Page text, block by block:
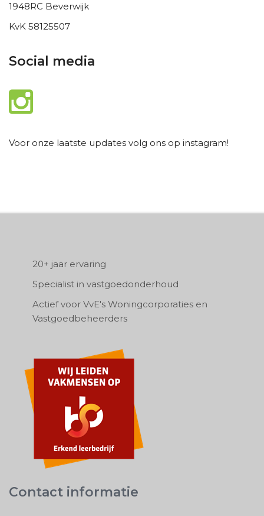
1948RC Beverwijk
KvK 58125507
Social media
Voor onze laatste updates volg ons op instagram!
20+ jaar ervaring
Specialist in vastgoedonderhoud
Actief voor VvE's Woningcorporaties en
Vastgoedbeheerders
Contact informatie